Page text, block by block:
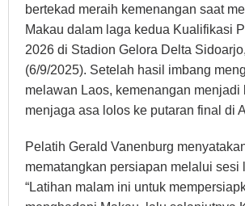
bertekad meraih kemenangan saat
Makau dalam laga kedua Kualifikasi
2026 di Stadion Gelora Delta
(6/9/2025). Setelah hasil imbang
melawan Laos, kemenangan menjadi
menjaga asa lolos ke putaran final di
Pelatih Gerald Vanenburg
mematangkan persiapan melalui sesi
“Latihan malam ini untuk